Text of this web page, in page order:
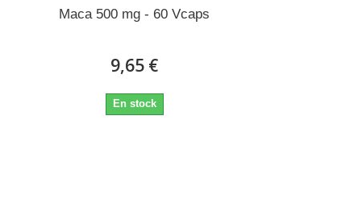
Maca 500 mg - 60 Vcaps
9,65 €
En stock